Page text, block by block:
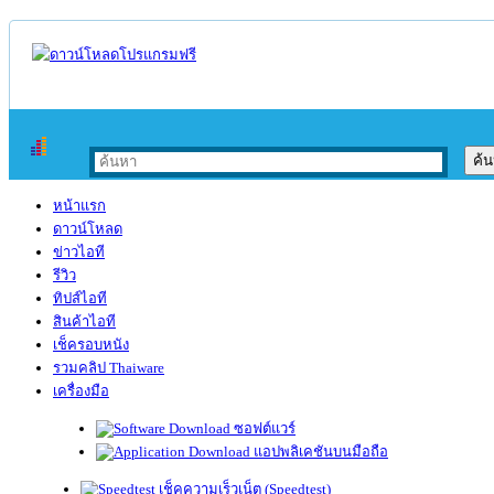
หน้าแรก
ดาวน์โหลด
ข่าวไอที
รีวิว
ทิปส์ไอที
สินค้าไอที
เช็ครอบหนัง
รวมคลิป Thaiware
เครื่องมือ
ซอฟต์แวร์
แอปพลิเคชันบนมือถือ
เช็คความเร็วเน็ต (Speedtest)